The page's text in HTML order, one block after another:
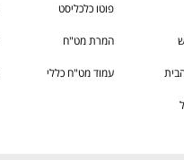
פוטו כלכליסט
המרת מט"ח
עמוד מט"ח כללי